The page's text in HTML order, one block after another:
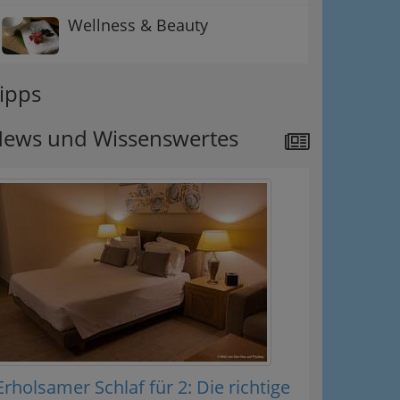
Wellness & Beauty
und Wissenswertes
Schlaf für 2: Die richtige